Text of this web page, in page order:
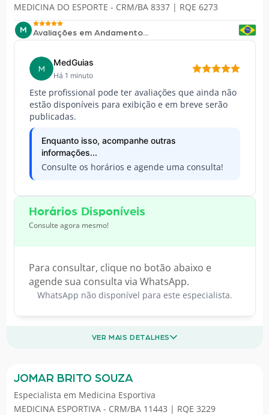
MEDICINA DO ESPORTE - CRM/BA 8337 | RQE 6273
M Avaliações em Andamento...
M
MedGuias
Há 1 minuto
Este profissional pode ter avaliações que ainda não
estão disponíveis para exibição e em breve serão
publicadas.
Enquanto isso, acompanhe outras
informações...
Consulte os horários e agende uma consulta!
Horários Disponíveis
Consulte agora mesmo!
Para consultar, clique no botão abaixo e
agende sua consulta via WhatsApp.
WhatsApp não disponível para este especialista.
VER MAIS DETALHES
JOMAR BRITO SOUZA
Especialista em Medicina Esportiva
MEDICINA ESPORTIVA - CRM/BA 11443 | RQE 3229